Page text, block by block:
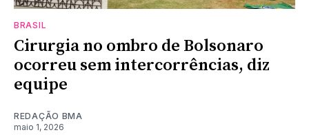
BRASIL
Cirurgia no ombro de Bolsonaro
ocorreu sem intercorrências, diz
equipe
REDAÇÃO BMA
maio 1, 2026